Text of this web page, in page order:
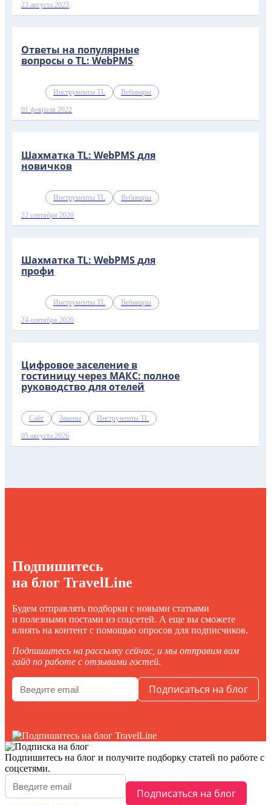
23 августа 2023
Ответы на популярные
вопросы о TL: WebPMS
Инструменты TL Вебинары
01 февраля 2022
Шахматка TL: WebPMS для
новичков
Инструменты TL Вебинары
22 сентября 2020
Шахматка TL: WebPMS для
профи
Инструменты TL Вебинары
24 сентября 2020
Цифровое заселение в
гостиницу через МАКС: полное
руководство для отелей
Сайт Законы Инструменты TL
05 августа 2026
Подпишитесь
на блог TravelLine
Будем отправлять подборки с новыми статьями
и полезными постами из соцсетей. А еще вы сможете
влиять на контент с помощью опросов для подписчиков.
Подпишитесь на рассылку сейчас, и мы отправим вам
гайд по работе с отзывами гостей.
Подпишитесь на блог и получите подборку статей по работе с
соцсетями.